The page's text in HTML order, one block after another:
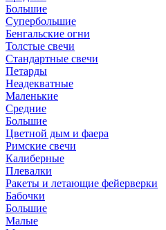
Большие
Супербольшие
Бенгальские огни
Толстые свечи
Стандартные свечи
Петарды
Неадекватные
Маленькие
Средние
Большие
Цветной дым и фаера
Римские свечи
Калиберные
Плевалки
Ракеты и летающие фейерверки
Бабочки
Большие
Малые